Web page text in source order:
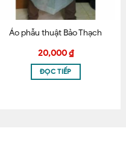
web trong trình
tiếp của tôi.
Áo phẫu thuật Bảo Thạch
20,000₫
ĐỌC TIẾP